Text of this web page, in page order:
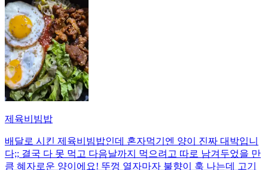
제육비빔밥
배달로 시킨 제육비빔밥인데 혼자먹기엔 양이 진짜 대박입니
다;; 결국 다 못 먹고 다음날까지 먹으려고 따로 남겨두었을 만
큼 혜자로운 양이에요! 뚜껑 열자마자 불향이 훅 나는데 고기